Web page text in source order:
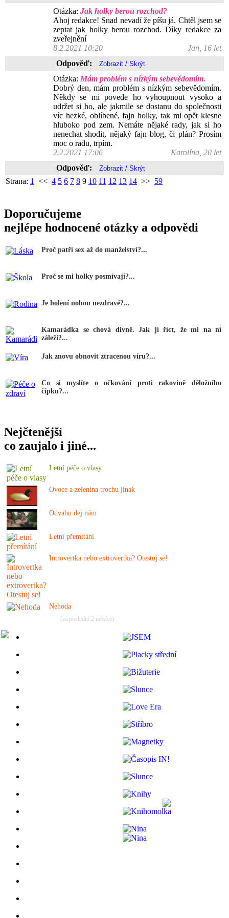
Otázka: Jak holky berou rozchod?
Ahoj redakce! Snad nevadí že píšu já. Chtěl jsem se
zeptat jak holky berou rozchod. Díky redakce za
zveřejnění
8.2.2021 10:20
Jan, 16 let
Odpověď:
Otázka: Mám problém s nízkým sebevědomím.
Dobrý den, mám problém s nízkým sebevědomím.
Někdy se mi povede ho vyhoupnout vysoko a
udržet si ho, ale jakmile se dostanu do společnosti
víc hezké, oblíbené, fajn holky, tak mi opět klesne
hluboko pod zem. Nemáte nějaké rady, jak si ho
nenechat shodit, nějaký fajn blog, či plán? Prosím
moc o radu, trpím.
2.2.2021 17:06
Karolína, 20 let
Odpověď:
Strana: 1 << 4 5 6 7 8 9 10 11 12 13 14 >> 59
Doporučujeme
nejlépe hodnocené otázky a odpovědi
Proč patří sex až do manželství?...
Proč se mi holky posmívají?...
Je holení nohou nezdravé?...
Kamarádka se chová divně. Jak jí říct, že mi na ní
záleží?...
Jak znovu obnovit ztracenou víru?...
Co si myslíte o očkování proti rakovině děložního
čípku?...
Nejčtenější
co zaujalo i jiné...
Letní péče o vlasy
Ovoce a zelenina trochu jinak
Odvahu dej nám
Letní přemítání
Introvertka nebo extrovertka? Otestuj se!
Nehoda
(za poslední 2 měsíce)